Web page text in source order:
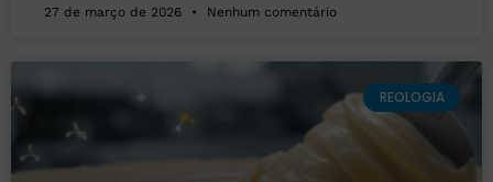
27 de março de 2026 Nenhum comentário
REOLOGIA